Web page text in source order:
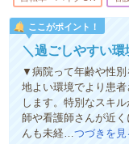
ここがポイント！
＼過ごしやすい
▼病院って年齢や性別
地よい環境でより患
します。特別なスキ
師や看護師さんが近
んも未経…つづきを見